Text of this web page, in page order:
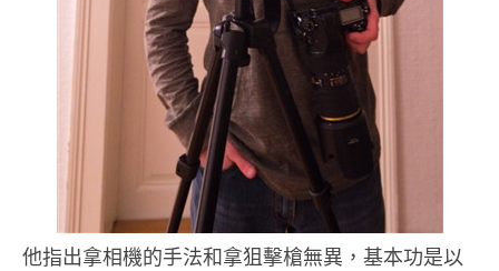
他指出拿相機的手法和拿狙擊槍無異，基本功是以